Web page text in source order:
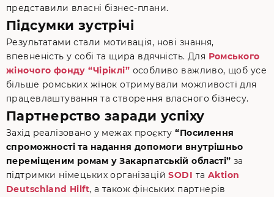
представили власні бізнес-плани.
Підсумки зустрічі
Результатами стали мотивація, нові знання,
впевненість у собі та щира вдячність. Для Ромського
жіночого фонду “Чіріклі” особливо важливо, щоб усе
більше ромських жінок отримували можливості для
працевлаштування та створення власного бізнесу.
Партнерство заради успіху
Захід реалізовано у межах проєкту“Посилення
спроможності та надання допомоги внутрішньо
переміщеним ромам у Закарпатській області” за
підтримки німецьких організаційSODI та Aktion
Deutschland Hilft, а також фінських партнерів